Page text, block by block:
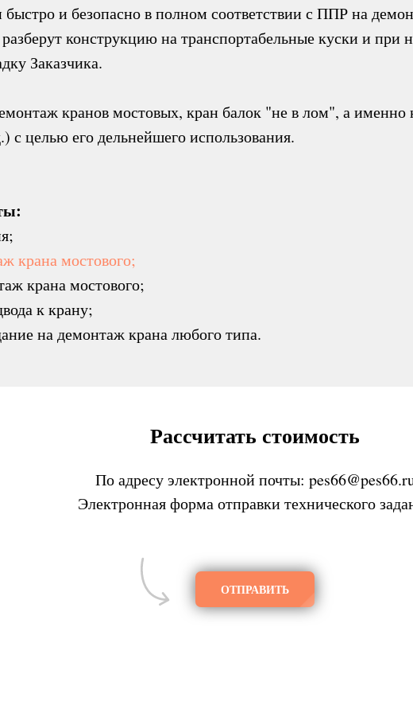
и безопасно в полном соответствии с ППРна
конструкцию на транспортабельные куски и при
Заказчика.
кранов мостовых, кран балок "не в лом", а именно
с целью его дельнейшего использования.
крана мостового;
крана мостового;
к крану;
на демонтаж крана любого типа.
Рассчитать стоимость
По адресу электронной почты:
Электронная форма отправки технического
ОТПРАВИТЬ